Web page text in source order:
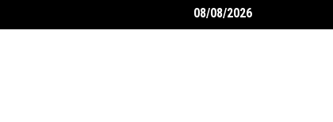
08/08/2026